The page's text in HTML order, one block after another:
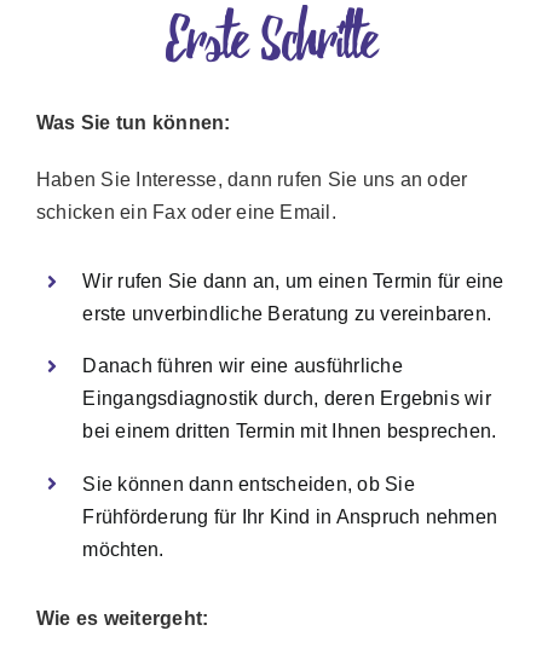
Erste Schritte
Was Sie tun können:
Haben Sie Interesse, dann rufen Sie uns an oder
schicken ein Fax oder eine Email.
Wir rufen Sie dann an, um einen Termin für eine
erste unverbindliche Beratung zu vereinbaren.
Danach führen wir eine ausführliche
Eingangsdiagnostik durch, deren Ergebnis wir
bei einem dritten Termin mit Ihnen besprechen.
Sie können dann entscheiden, ob Sie
Frühförderung für Ihr Kind in Anspruch nehmen
möchten.
Wie es weitergeht: